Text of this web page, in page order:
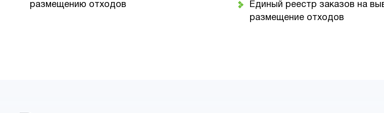
размещению отходов
Единый реестр заказов на
размещение отходов